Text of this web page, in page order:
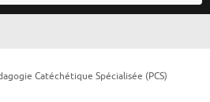
:
Catéchétique Spécialisée (PCS)